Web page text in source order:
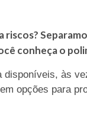
conheça o
às
opções para